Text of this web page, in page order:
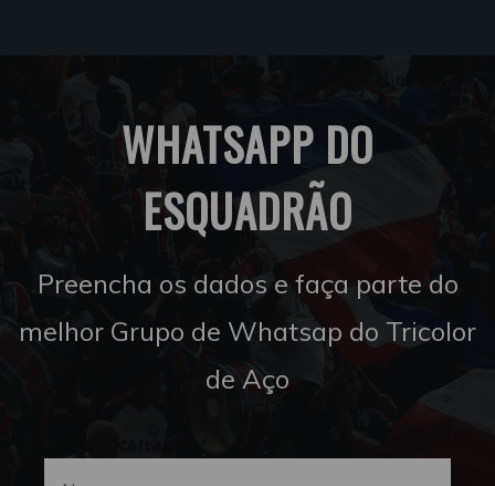
WHATSAPP DO
ESQUADRÃO
Preencha os dados e faça parte do
melhor Grupo de Whatsap do Tricolor
de Aço